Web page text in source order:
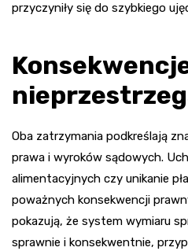
przyczyniły się do szybkiego
Oba zatrzymania podkreślają
prawa i wyroków sądowych.
alimentacyjnych czy unikanie
poważnych konsekwencji
pokazują, że system wymiaru
sprawnie i konsekwentnie,